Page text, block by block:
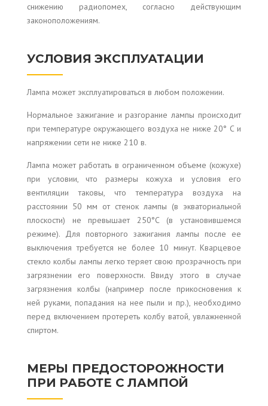
снижению радиопомех, согласно действующим
законоположениям.
УСЛОВИЯ ЭКСПЛУАТАЦИИ
Лампа может эксплуатироваться в любом положении.
Нормальное зажигание и разгорание лампы происходит
при температуре окружающего воздуха не ниже 20° С и
напряжении сети не ниже 210 в.
Лампа может работать в ограниченном объеме (кожухе)
при условии, что размеры кожуха и условия его
вентиляции таковы, что температура воздуха на
расстоянии 50 мм от стенок лампы (в экваториальной
плоскости) не превышает 250°С (в установившемся
режиме). Для повторного зажигания лампы после ее
выключения требуется не более 10 минут. Кварцевое
стекло колбы лампы легко теряет свою прозрачность при
загрязнении его поверхности. Ввиду этого в случае
загрязнения колбы (например после прикосновения к
ней руками, попадания на нее пыли и пр.), необходимо
перед включением протереть колбу ватой, увлажненной
спиртом.
МЕРЫ ПРЕДОСТОРОЖНОСТИ
ПРИ РАБОТЕ С ЛАМПОЙ